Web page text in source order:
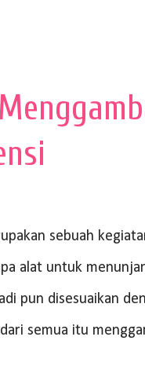
sebuah
alat untuk
pun disesuaikan
semua itu